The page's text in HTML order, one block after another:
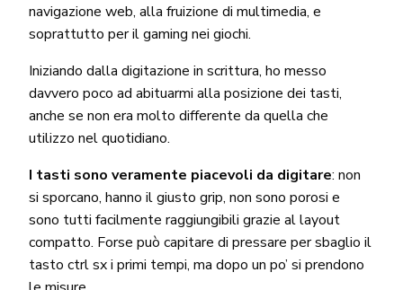
navigazione web, alla fruizione di multimedia, e
soprattutto per il gaming nei giochi.
Iniziando dalla digitazione in scrittura, ho messo
davvero poco ad abituarmi alla posizione dei tasti,
anche se non era molto differente da quella che
utilizzo nel quotidiano.
I tasti sono veramente piacevoli da digitare: non
si sporcano, hanno il giusto grip, non sono porosi e
sono tutti facilmente raggiungibili grazie al layout
compatto. Forse può capitare di pressare per sbaglio il
tasto ctrl sx i primi tempi, ma dopo un po’ si prendono